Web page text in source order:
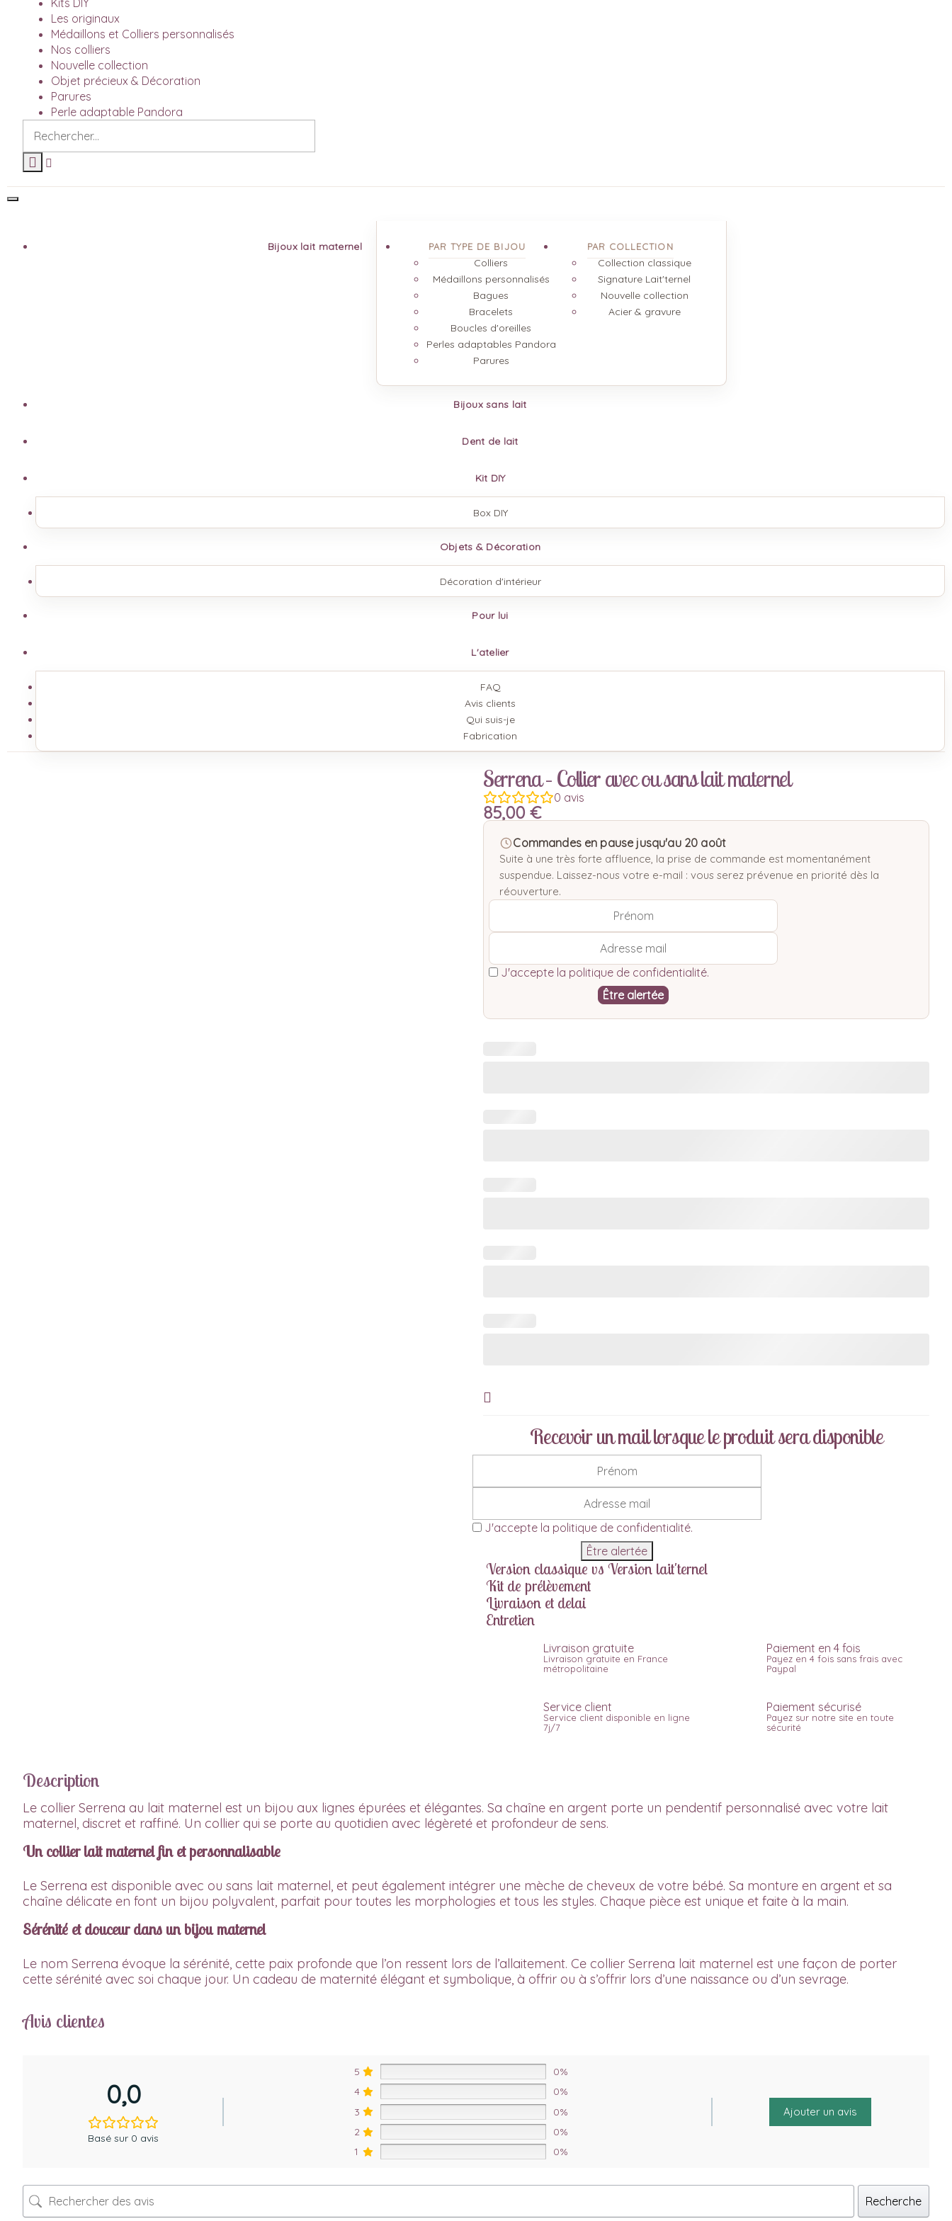
Kits DIY
Les originaux
Médaillons et Colliers personnalisés
Nos colliers
Nouvelle collection
Objet précieux & Décoration
Parures
Perle adaptable Pandora
Bijoux lait maternel PAR TYPE DE BIJOU
Colliers
Médaillons personnalisés
Bagues
Bracelets
Boucles d'oreilles
Perles adaptables Pandora
Parures
PAR COLLECTION
Collection classique
Signature Lait'ternel
Nouvelle collection
Acier & gravure
Bijoux sans lait
Dent de lait
Kit DIY
Box DIY
Objets & Décoration
Décoration d'intérieur
Pour lui
L'atelier
FAQ
Avis clients
Qui suis-je
Fabrication
Serrena – Collier avec ou sans lait maternel
0 avis
85,00 €
Commandes en pause jusqu'au 20 août
Suite à une très forte affluence, la prise de commande est momentanément
suspendue. Laissez-nous votre e-mail : vous serez prévenue en priorité dès la
réouverture.
J'accepte la politique de confidentialité.
Être alertée
Recevoir un mail lorsque le produit sera disponible
J'accepte la politique de confidentialité.
Être alertée
Version classique vs Version lait'ternel
Kit de prélèvement
Livraison et delai
Entretien
Livraison gratuite
Livraison gratuite en France
métropolitaine
Paiement en 4 fois
Payez en 4 fois sans frais avec
Paypal
Service client
Service client disponible en ligne
7j/7
Paiement sécurisé
Payez sur notre site en toute
sécurité
Description
Le collier Serrena au lait maternel est un bijou aux lignes épurées et élégantes. Sa chaîne en argent porte un pendentif personnalisé avec votre lait
maternel, discret et raffiné. Un collier qui se porte au quotidien avec légèreté et profondeur de sens.
Un collier lait maternel fin et personnalisable
Le Serrena est disponible avec ou sans lait maternel, et peut également intégrer une mèche de cheveux de votre bébé. Sa monture en argent et sa
chaîne délicate en font un bijou polyvalent, parfait pour toutes les morphologies et tous les styles. Chaque pièce est unique et faite à la main.
Sérénité et douceur dans un bijou maternel
Le nom Serrena évoque la sérénité, cette paix profonde que l’on ressent lors de l’allaitement. Ce collier Serrena lait maternel est une façon de porter
cette sérénité avec soi chaque jour. Un cadeau de maternité élégant et symbolique, à offrir ou à s’offrir lors d’une naissance ou d’un sevrage.
Avis clientes
0,0
Basé sur 0 avis
5
0%
4
0%
3
0%
2
0%
1
0%
Ajouter un avis
Recherche